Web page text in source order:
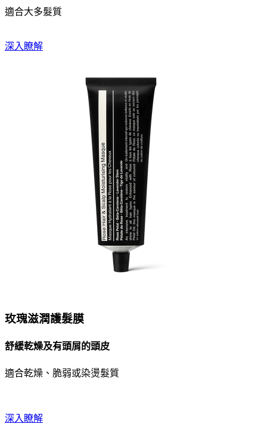
適合大多髮質
深入瞭解
玫瑰滋潤護髮膜
舒緩乾燥及有頭屑的頭皮
適合乾燥、脆弱或染燙髮質
深入瞭解